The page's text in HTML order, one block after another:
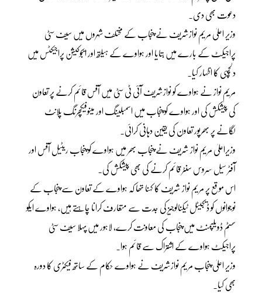
دعوت بھی دی۔
وزیر اعلیٰ مریم نوازشریف نے پنجاب کے مختلف شہروں میں سیف سٹی
پراجیکٹ کے بارے میں بتایا اور ہواوے کے ہیلتھ اور ایجوکیشن پراجیکٹس میں
دلچسپی کا اظہار کیا۔
مریم نواز نے ہواوے کو نوازشریف آئی ٹی سٹی میں آفس قائم کرنے پر تعاون
کی پیشکش کی اور ہواوے کو پنجاب میں اسمبلینگ اور مینوفیکچرنگ پلانٹ
لگانے پر بھرپور تعاون کی یقین دہانی کرائی۔
وزیراعلیٰ مریم نواز شریف نے پنجاب بھر میں ہواوے کو پنجاب ریٹیل آفس اور
آفٹر سیل سروس سنٹر قائم کرنے کی بھی پیشکش کی۔
اس موقع پر مریم نواز شریف کا کہنا تھا کہ ہواوے کے تعاون سے پنجاب کے
نوجوانوں کو ڈیجیٹل ٹیکنالوجیز کی جدت سے متعارف کرانا چاہتے ہیں، ہواوے ایکو
سسٹم ڈویلپمنٹ میں پنجاب کی معاونت کرے، لاہور میں پہلا سیف سٹی
پراجیکٹ ہواوے کے اشتراک سے قائم ہوا۔
وزیر اعلیٰ پنجاب مریم نوازشریف نے ہواوے حکام کے ساتھ فیکٹری کا دورہ
بھی کیا۔